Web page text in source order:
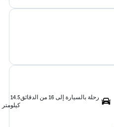
رحلة بالسيارة إلى 16 من الدقائق
14.5
كيلومتر